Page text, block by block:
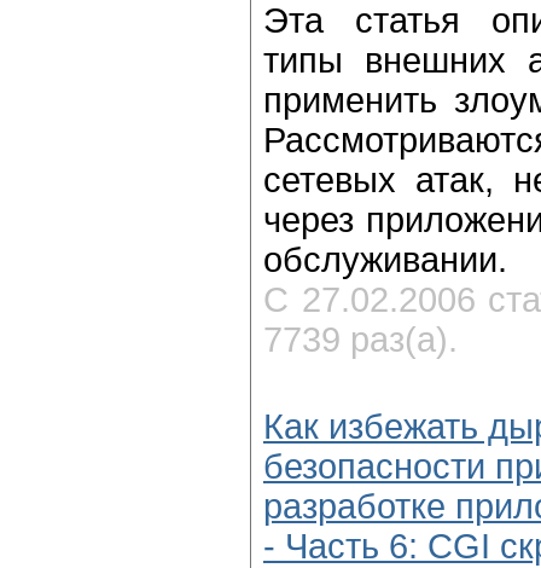
Эта статья
типы внешних
применить
сетевых атак,
через
обслуживании.
С 27.02.2006
7739 раз(а).
Как избежать
безопасности
разработке
- Часть 6: CGI